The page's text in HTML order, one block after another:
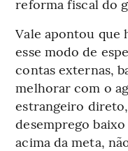
reforma fiscal do
Vale apontou que
esse modo de
contas externas,
melhorar com o
estrangeiro
desemprego
acima da meta,